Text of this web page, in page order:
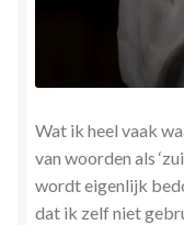
Transactionele
Tweelingvlam
Webshop
Wat ik heel vaak
van woorden als
wordt eigenlijk
dat ik zelf niet